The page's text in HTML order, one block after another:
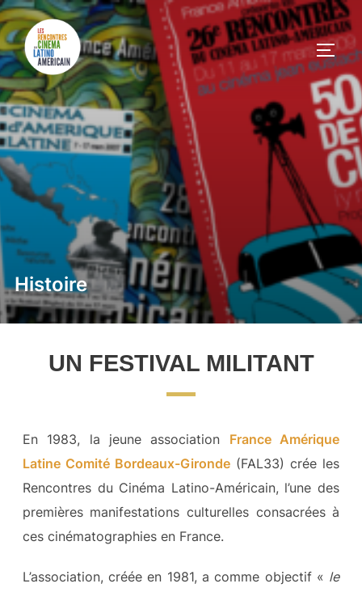
Histoire
UN FESTIVAL MILITANT
En 1983, la jeune association France Amérique
Latine Comité Bordeaux-Gironde(FAL33) crée les
Rencontres du Cinéma Latino-Américain, l’une des
premières manifestations culturelles consacrées à
ces cinématographies en France.
L’association, créée en 1981, a comme objectif « le